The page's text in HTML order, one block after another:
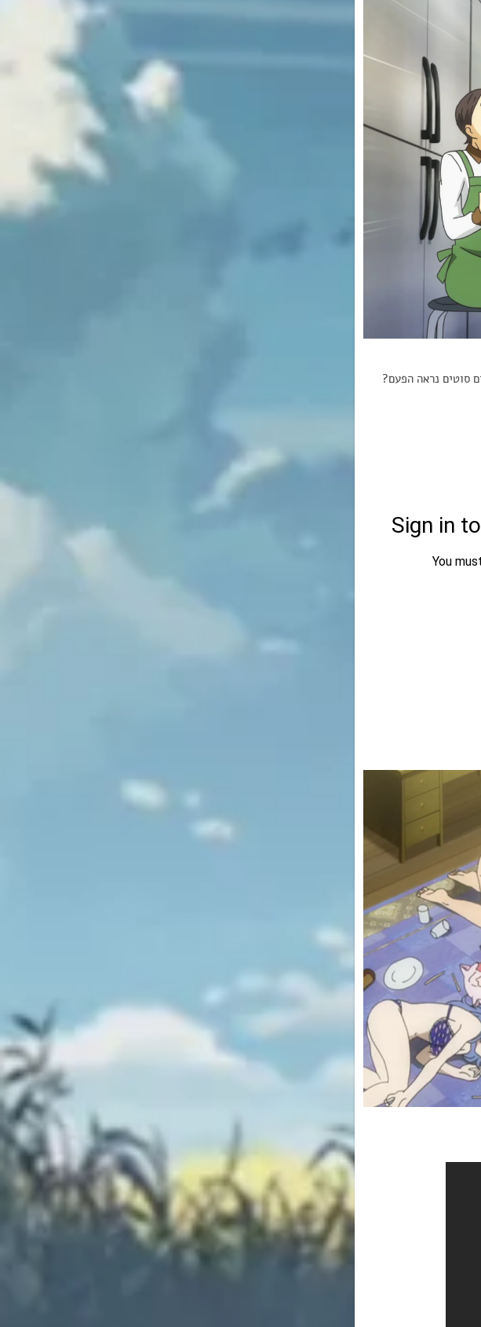
טייל (או השלישית של פיירי טייל 2014)!! איזה דברים סוטים נראה הפעם?